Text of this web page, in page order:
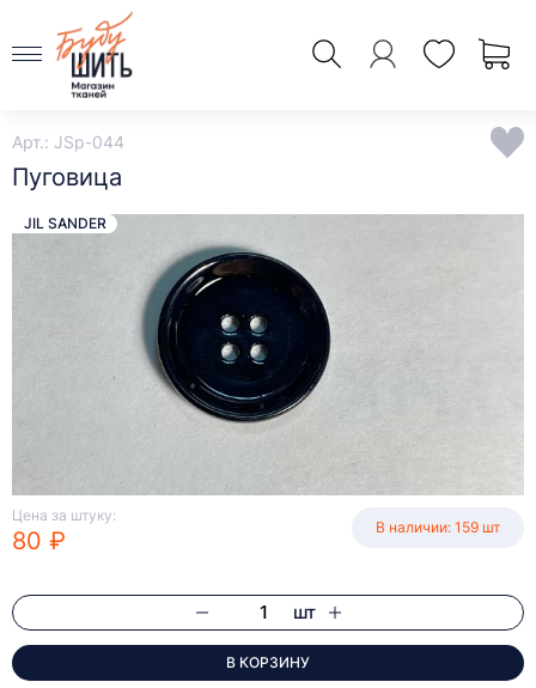
Арт.: JSp-044
Пуговица
Цена за штуку:
80 ₽ В наличии: 159 шт
шт
В КОРЗИНУ
JIL SANDER